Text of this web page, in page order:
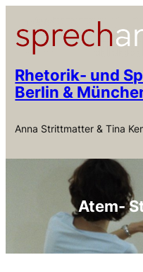
Inhalt
springen
Rhetorik- und
Berlin &
Anna Strittmatter & Tina
Atem-